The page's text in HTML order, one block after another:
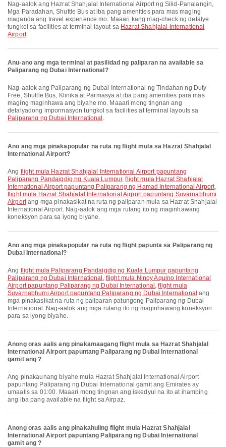
Nag-aalok ang Hazrat Shahjalal International Airport ng Silid-Panalangin,
Mga Paradahan, Shuttle Bus at iba pang amenities para mas maging
maganda ang travel experience mo. Maaari kang mag-check ng detalye
tungkol sa facilities at terminal layout sa Hazrat Shahjalal International
Airport.
Anu-ano ang mga terminal at pasilidad ng paliparan na available sa
Paliparang ng Dubai International?
Nag-aalok ang Paliparang ng Dubai International ng Tindahan ng Duty
Free, Shuttle Bus, Klinika at Parmasya at iba pang amenities para mas
maging maginhawa ang biyahe mo. Maaari mong tingnan ang
detalyadong impormasyon tungkol sa facilities at terminal layouts sa
Paliparang ng Dubai International .
Ano ang mga pinakapopular na ruta ng flight mula sa Hazrat Shahjalal
International Airport?
Ang flight mula Hazrat Shahjalal International Airport papuntang
Paliparang Pandaigdig ng Kuala Lumpur,flight mula Hazrat Shahjalal
International Airport papuntang Paliparang ng Hamad International Airport,
flight mula Hazrat Shahjalal International Airport papuntang Suvarnabhumi
Airportang mga pinakasikat na ruta ng paliparan mula sa Hazrat Shahjalal
International Airport. Nag-aalok ang mga rutang ito ng maginhawang
koneksyon para sa iyong biyahe.
Ano ang mga pinakapopular na ruta ng flight papunta sa Paliparang ng
Dubai International?
Ang flight mula Paliparang Pandaigdig ng Kuala Lumpur papuntang
Paliparang ng Dubai International , flight mula Ninoy Aquino International
Airport papuntang Paliparang ng Dubai International ,flight mula
Suvarnabhumi Airport papuntang Paliparang ng Dubai International ang
mga pinakasikat na ruta ng paliparan patungong Paliparang ng Dubai
International. Nag-aalok ang mga rutang ito ng maginhawang koneksyon
para sa iyong biyahe.
Anong oras aalis ang pinakamaagang flight mula sa Hazrat Shahjalal
International Airport papuntang Paliparang ng Dubai International
gamit ang ?
Ang pinakaunang biyahe mula Hazrat Shahjalal International Airport
papuntang Paliparang ng Dubai International gamit ang Emirates ay
umaalis sa 01:00. Maaari mong tingnan ang iskedyul na ito at ihambing
ang iba pang available na flight sa Airpaz.
Anong oras aalis ang pinakahuling flight mula Hazrat Shahjalal
International Airport papuntang Paliparang ng Dubai International
gamit ang ?